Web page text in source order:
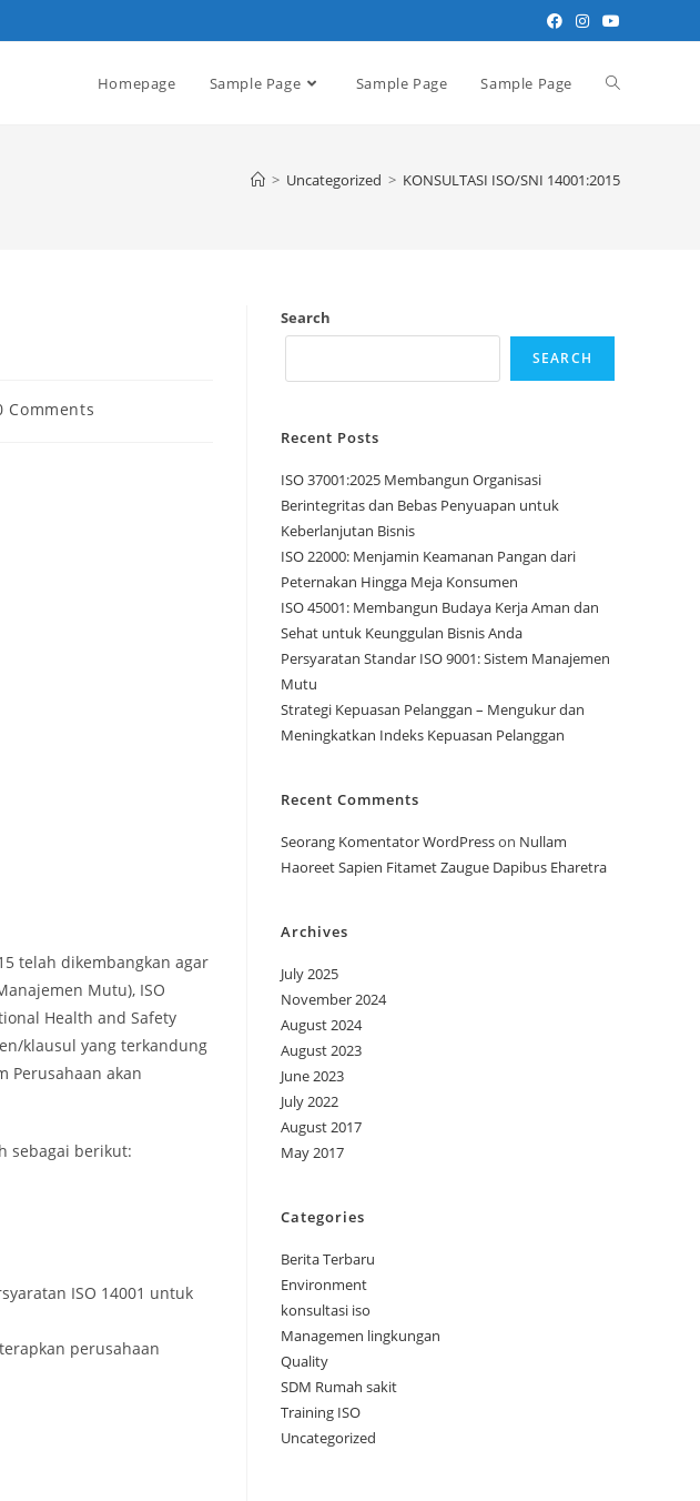
Homepage Sample Page Sample Page Sample Page
> Uncategorized > KONSULTASI ISO/SNI 14001:2015
Comments
telah dikembangkan agar
Mutu), ISO
Health and Safety
klausul yang terkandung
Perusahaan akan
sebagai berikut:
ISO 14001 untuk
perusahaan
Search
SEARCH
Recent Posts
ISO 37001:2025 Membangun Organisasi
Berintegritas dan Bebas Penyuapan untuk
Keberlanjutan Bisnis
ISO 22000: Menjamin Keamanan Pangan dari
Peternakan Hingga Meja Konsumen
ISO 45001: Membangun Budaya Kerja Aman dan
Sehat untuk Keunggulan Bisnis Anda
Persyaratan Standar ISO 9001: Sistem Manajemen
Mutu
Strategi Kepuasan Pelanggan – Mengukur dan
Meningkatkan Indeks Kepuasan Pelanggan
Recent Comments
Seorang Komentator WordPresson Nullam
Haoreet Sapien Fitamet Zaugue Dapibus Eharetra
Archives
July 2025
November 2024
August 2024
August 2023
June 2023
July 2022
August 2017
May 2017
Categories
Berita Terbaru
Environment
konsultasi iso
Managemen lingkungan
Quality
SDM Rumah sakit
Training ISO
Uncategorized